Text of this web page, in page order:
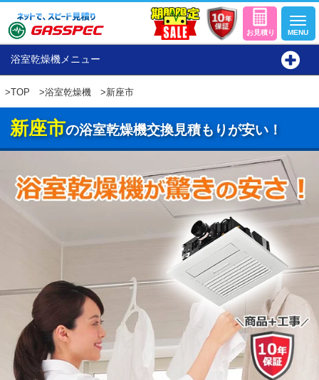
浴室乾燥機メニュー
>TOP >浴室乾燥機 >新座市
新座市の浴室乾燥機交換見積もりが安い！